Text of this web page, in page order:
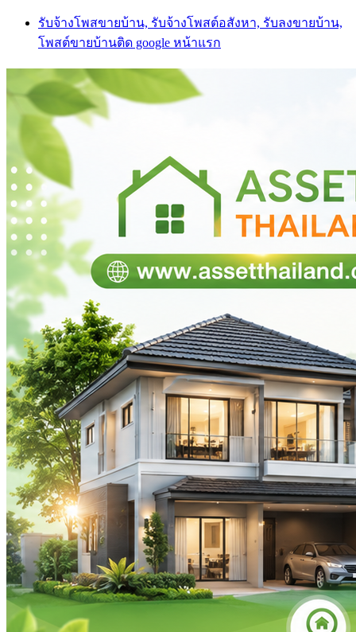
Skip
content
รับจ้างโพสขายบ้าน, รับจ้างโพสต์อสังหา, รับลงขายบ้าน,
โพสต์ขายบ้านติด google หน้าแรก